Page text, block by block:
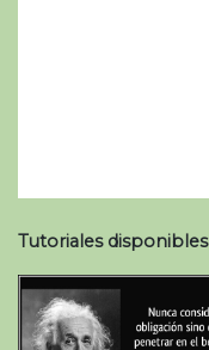
Tutoriales disponibles